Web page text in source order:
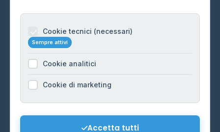
Informazioni legali
Cookie Policy
Preferenze Cookie
Mappa del sito
Cookie tecnici (necessari)
Sempre attivi
Cookie analitici
Cookie di marketing
Accetta tutti